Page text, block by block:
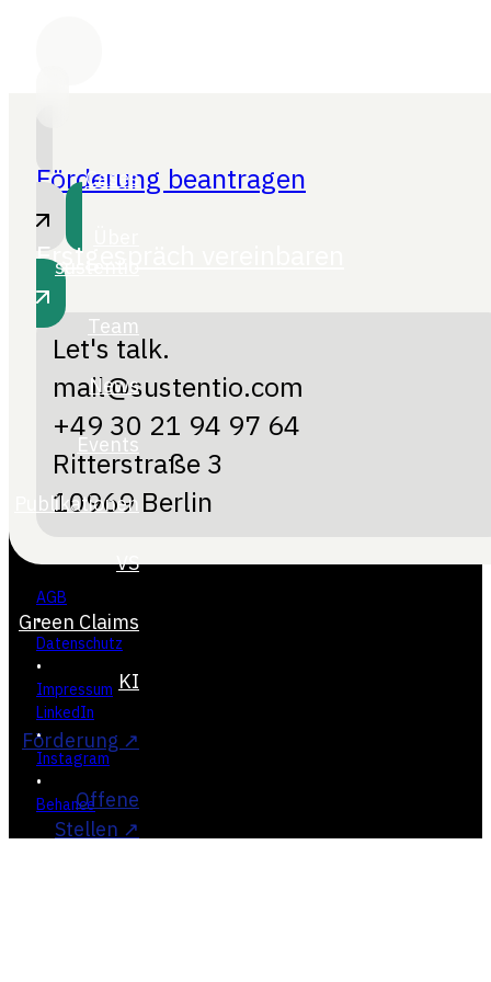
Förderung beantragen
Erstgespräch vereinbaren
Let's talk.
mail@sustentio.com
+49 30 21 94 97 64
Ritterstraße 3
10969 Berlin
AGB
•
Datenschutz
•
Impressum
LinkedIn
•
Instagram
•
Behance